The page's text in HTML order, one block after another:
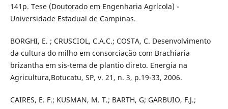
141p. Tese (Doutorado em Engenharia Agrícola) -
Universidade Estadual de Campinas.
BORGHI, E. ; CRUSCIOL, C.A.C.; COSTA, C. Desenvolvimento
da cultura do milho em consorciação com Brachiaria
brizantha em sis-tema de plantio direto. Energia na
Agricultura,Botucatu, SP, v. 21, n. 3, p.19-33, 2006.
CAIRES, E. F.; KUSMAN, M. T.; BARTH, G; GARBUIO, F.J.;